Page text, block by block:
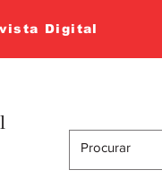
Digital